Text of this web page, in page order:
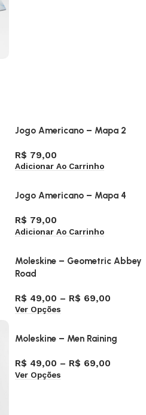
Jogo Americano – Mapa 2
R$ 79,00
Adicionar Ao Carrinho
Jogo Americano – Mapa 4
R$ 79,00
Adicionar Ao Carrinho
Moleskine – Geometric Abbey
Road
R$ 49,00 – R$ 69,00
Ver Opções
Moleskine – Men Raining
R$ 49,00 – R$ 69,00
Ver Opções